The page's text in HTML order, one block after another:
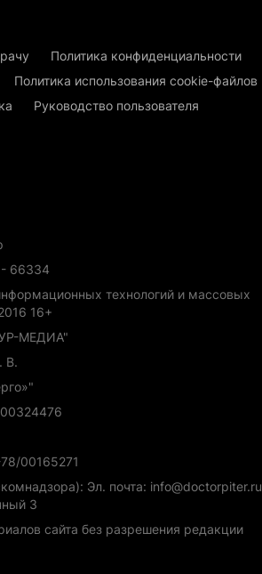
Политика конфиденциальности
Политика использования cookie-файлов
Руководство пользователя
66334
технологий и массовых
16+
МЕДИА"
В.
00165271
Эл. почта: info@doctorpiter.ru
3
сайта без разрешения редакции